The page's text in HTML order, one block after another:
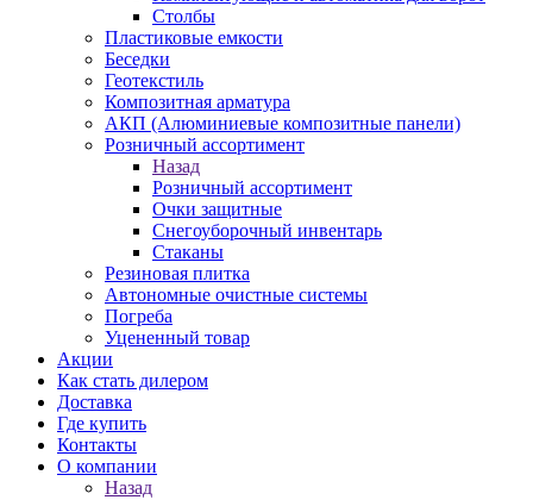
Столбы
Пластиковые емкости
Беседки
Геотекстиль
Композитная арматура
АКП (Алюминиевые композитные панели)
Розничный ассортимент
Назад
Розничный ассортимент
Очки защитные
Снегоуборочный инвентарь
Стаканы
Резиновая плитка
Автономные очистные системы
Погреба
Уцененный товар
Акции
Как стать дилером
Доставка
Где купить
Контакты
О компании
Назад